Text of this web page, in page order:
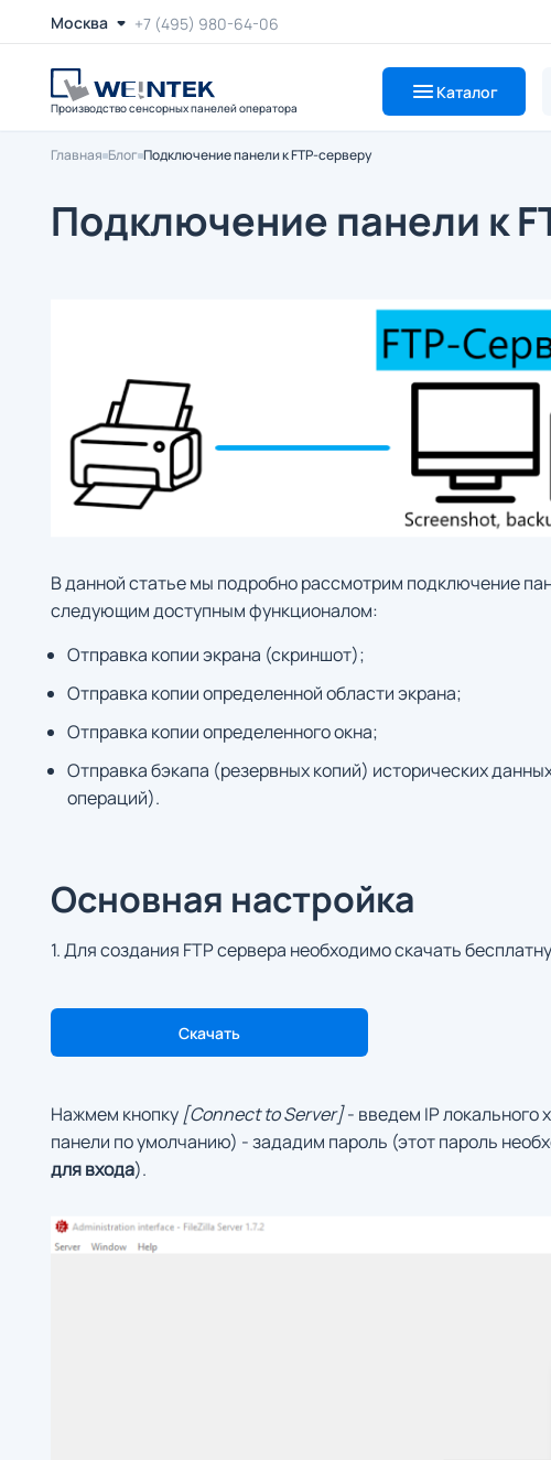
Москва +7 (495) 980-64-06
Производство сенсорных панелей оператора
Каталог
Главная Блог Подключение панели к FTP-серверу
Подключение панели к
В данной статье мы подробно рассмотрим подключение
следующим доступным функционалом:
Отправка копии экрана (скриншот);
Отправка копии определенной области экрана;
Отправка копии определенного окна;
Отправка бэкапа (резервных копий) исторических
операций).
Основная настройка
1. Для создания FTP сервера необходимо скачать
Скачать
Нажмем кнопку [Connect to Server]- введем IP локального
панели по умолчанию) - зададим пароль (этот пароль
для входа).